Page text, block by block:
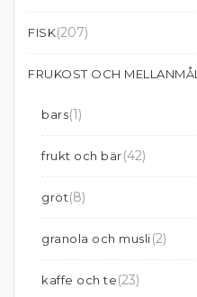
FISK(207)
FRUKOST OCH MELLANMÅL
bars(1)
frukt och bär(42)
gröt(8)
granola och musli(2)
kaffe och te(23)